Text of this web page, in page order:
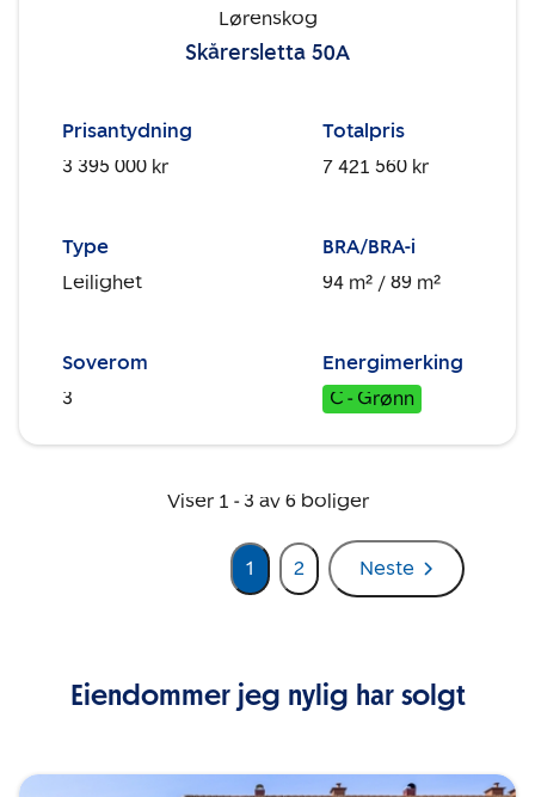
Lørenskog
Skårersletta 50A
Prisantydning
3 395 000 kr
Totalpris
7 421 560 kr
Type
Leilighet
BRA/BRA-i
94 m² / 89 m²
Soverom
3
Energimerking
C - Grønn
Viser 1 - 3 av 6boliger
1 2 Neste
Eiendommer jeg nylig har solgt